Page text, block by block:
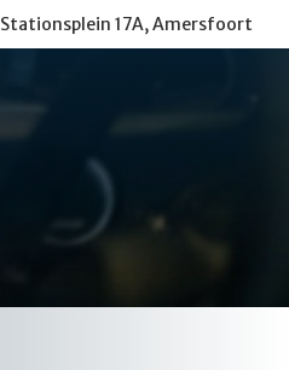
Stationsplein 17A, Amersfoort